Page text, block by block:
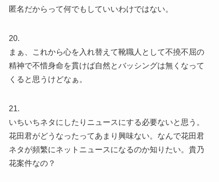
匿名だからって何でもしていいわけではない。
20.
まぁ、これから心を入れ替えて靴職人として不撓不屈の
精神で不惜身命を貫けば自然とバッシングは無くなって
くると思うけどなぁ。
21.
いちいちネタにしたりニュースにする必要ないと思う。
花田君がどうなったってあまり興味ない。なんで花田君
ネタが頻繁にネットニュースになるのか知りたい。貴乃
花案件なの？